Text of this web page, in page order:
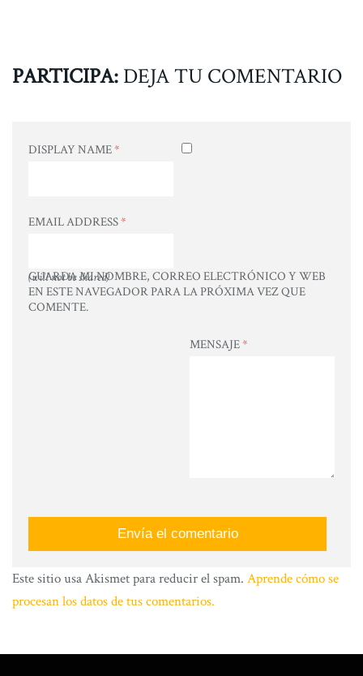
PARTICIPA: DEJA TU COMENTARIO
DISPLAY NAME*
EMAIL ADDRESS*
(will not be shared)
GUARDA MI NOMBRE, CORREO ELECTRÓNICO Y WEB
EN ESTE NAVEGADOR PARA LA PRÓXIMA VEZ QUE
COMENTE.
MENSAJE*
Este sitio usa Akismet para reducir el spam. Aprende cómo se
procesan los datos de tus comentarios.